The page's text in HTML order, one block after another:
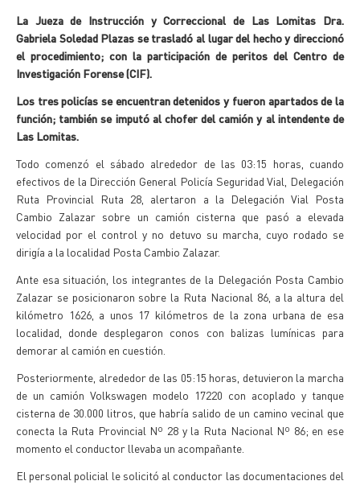
La Jueza de Instrucción y Correccional de Las Lomitas Dra.
Gabriela Soledad Plazas se trasladó al lugar del hecho y direccionó
el procedimiento; con la participación de peritos del Centro de
Investigación Forense (CIF).
Los tres policías se encuentran detenidos y fueron apartados de la
función; también se imputó al chofer del camión y al intendente de
Las Lomitas.
Todo comenzó el sábado alrededor de las 03:15 horas, cuando
efectivos de la Dirección General Policía Seguridad Vial, Delegación
Ruta Provincial Ruta 28, alertaron a la Delegación Vial Posta
Cambio Zalazar sobre un camión cisterna que pasó a elevada
velocidad por el control y no detuvo su marcha, cuyo rodado se
dirigía a la localidad Posta Cambio Zalazar.
Ante esa situación, los integrantes de la Delegación Posta Cambio
Zalazar se posicionaron sobre la Ruta Nacional 86, a la altura del
kilómetro 1626, a unos 17 kilómetros de la zona urbana de esa
localidad, donde desplegaron conos con balizas lumínicas para
demorar al camión en cuestión.
Posteriormente, alrededor de las 05:15 horas, detuvieron la marcha
de un camión Volkswagen modelo 17220 con acoplado y tanque
cisterna de 30.000 litros, que habría salido de un camino vecinal que
conecta la Ruta Provincial Nº 28 y la Ruta Nacional Nº 86; en ese
momento el conductor llevaba un acompañante.
El personal policial le solicitó al conductor las documentaciones del